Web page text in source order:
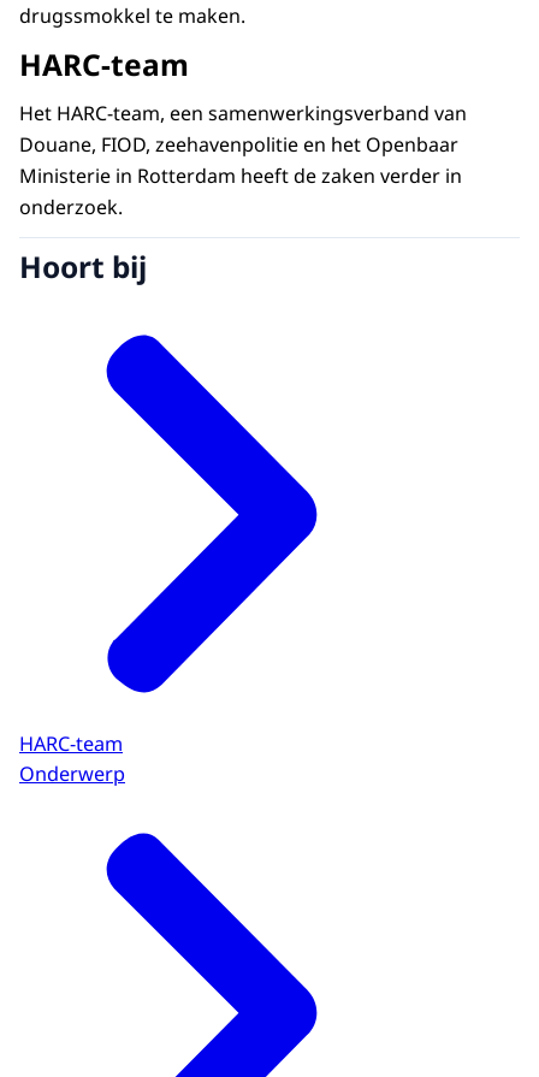
drugssmokkel te maken.
HARC-team
Het HARC-team, een samenwerkingsverband van
Douane, FIOD, zeehavenpolitie en het Openbaar
Ministerie in Rotterdam heeft de zaken verder in
onderzoek.
Hoort bij
HARC-team
Onderwerp